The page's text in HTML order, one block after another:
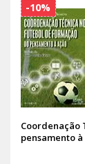
Coordenação
pensamento
-10%